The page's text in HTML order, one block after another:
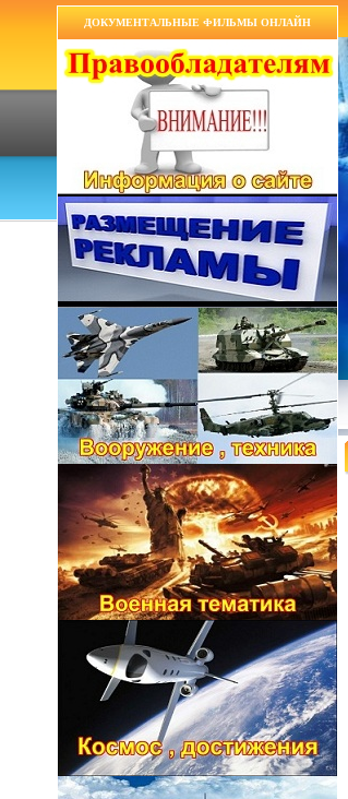
ДОКУМЕНТАЛЬНЫЕ ФИЛЬМЫ ОНЛАЙН